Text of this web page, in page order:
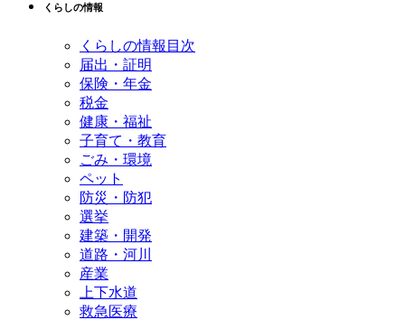
くらしの情報
くらしの情報目次
届出・証明
保険・年金
税金
健康・福祉
子育て・教育
ごみ・環境
ペット
防災・防犯
選挙
建築・開発
道路・河川
産業
上下水道
救急医療